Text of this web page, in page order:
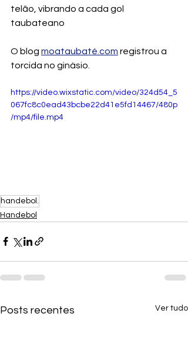
telão, vibrando a cada gol
taubateano
O blog moataubaté.com registrou a
torcida no ginásio.
https://video.wixstatic.com/video/324d54_5
067fc8c0ead43bcbe22d41e5fd14467/480p
/mp4/file.mp4
handebol.
Handebol
Posts recentes Ver tudo